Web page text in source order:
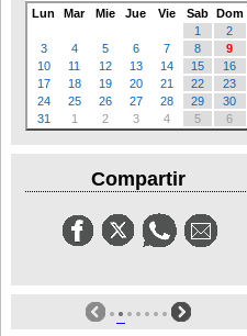
Lun Mar Mie Jue Vie Sab
Dom
1
2
3
4 5 6 7 8
9
10
11 12 13 14 15
16
17
18 19 20 21 22
23
24
25 26 27 28 29
30
31
1 2 3 4 5 6
Compartir